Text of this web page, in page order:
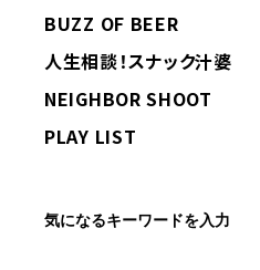
BUZZ OF BEER
人生相談！スナック汁婆
NEIGHBOR SHOOT
PLAY LIST